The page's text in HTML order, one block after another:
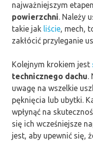
najważniejszym
powierzchni. Należy
takie jak liście, mech,
zakłócić przyleganie
Kolejnym krokiem jest
technicznego dachu.
uwagę na wszelkie
pęknięcia lub ubytki.
wpłynąć na
się ich wcześniejsze
jest, aby upewnić się,